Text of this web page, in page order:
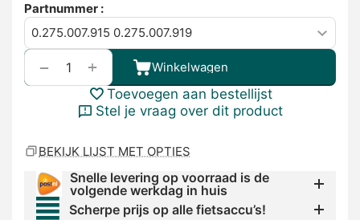
Partnummer :
+
− Winkelwagen
Toevoegen aan bestellijst
Stel je vraag over dit product
BEKIJK LIJST MET OPTIES
Snelle levering op voorraad is de
volgende werkdag in huis
Scherpe prijs op alle fietsaccu’s!